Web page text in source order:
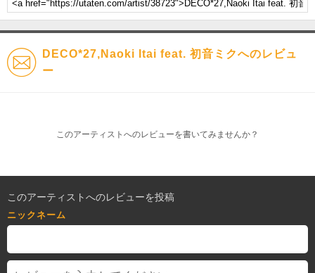
DECO*27,Naoki Itai feat. 初音ミクへのレビュ
ー
このアーティストへのレビューを書いてみませんか？
このアーティストへのレビューを投稿
ニックネーム